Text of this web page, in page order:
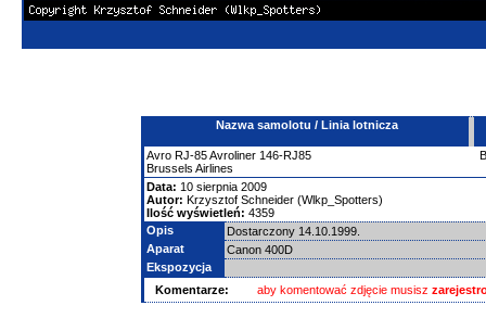
Nazwa samolotu / Linia lotnicza
Avro RJ-85 Avroliner 146-RJ85
Brussels Airlines
Data: 10 sierpnia 2009
Autor: Krzysztof Schneider (Wlkp_Spotters)
Ilość wyświetleń: 4359
Opis
Dostarczony 14.10.1999.
Aparat
Canon 400D
Ekspozycja
Komentarze:
aby komentować zdjęcie musisz